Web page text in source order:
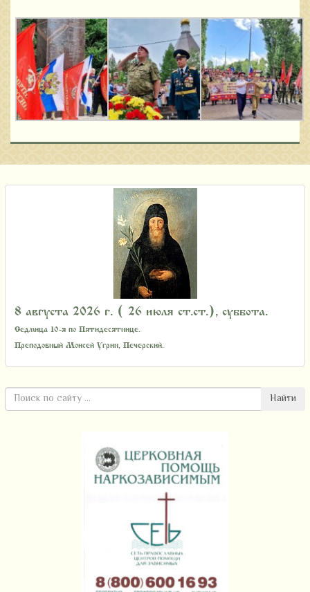
8 августа 2026 г. ( 26 июля ст.ст.), суббота.
Седмица 10-я по Пятидесятнице.
Преподобный Моисей Угрин, Печерский.
Найти